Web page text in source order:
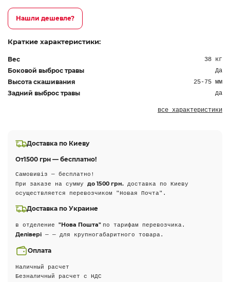
Нашли дешевле?
Краткие характеристики:
Вес 38 кг
Боковой выброс травы Да
Высота скашивания 25-75 мм
Задний выброс травы да
все характеристики
Доставка по Киеву
От1500 грн — бесплатно!
Самовивіз — бесплатно!
При заказе на сумму до 1500 грн. доставка по Киеву
осуществляется перевозчиком "Новая Почта".
Доставка по Украине
в отделение "Нова Пошта" по тарифам перевозчика.
Делівері — — для крупногабаритного товара.
Оплата
Наличный расчет
Безналичный расчет с НДС